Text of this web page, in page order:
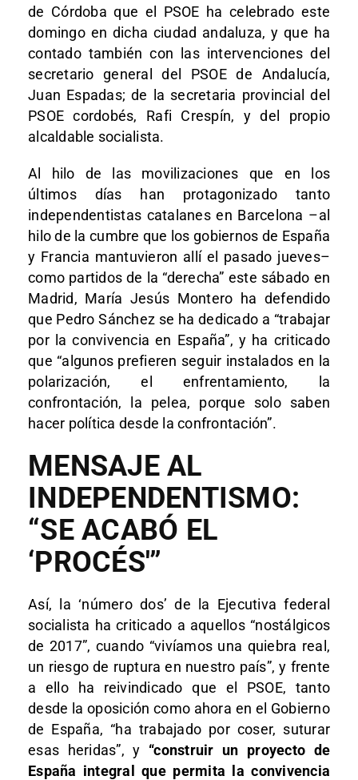
de Córdoba que el PSOE ha celebrado este
domingo en dicha ciudad andaluza, y que ha
contado también con las intervenciones del
secretario general del PSOE de Andalucía,
Juan Espadas; de la secretaria provincial del
PSOE cordobés, Rafi Crespín, y del propio
alcaldable socialista.
Al hilo de las movilizaciones que en los
últimos días han protagonizado tanto
independentistas catalanes en Barcelona –al
hilo de la cumbre que los gobiernos de España
y Francia mantuvieron allí el pasado jueves–
como partidos de la “derecha” este sábado en
Madrid, María Jesús Montero ha defendido
que Pedro Sánchez se ha dedicado a “trabajar
por la convivencia en España”, y ha criticado
que “algunos prefieren seguir instalados en la
polarización, el enfrentamiento, la
confrontación, la pelea, porque solo saben
hacer política desde la confrontación”.
MENSAJE AL
INDEPENDENTISMO:
“SE ACABÓ EL
‘PROCÉS'”
Así, la ‘número dos’ de la Ejecutiva federal
socialista ha criticado a aquellos “nostálgicos
de 2017”, cuando “vivíamos una quiebra real,
un riesgo de ruptura en nuestro país”, y frente
a ello ha reivindicado que el PSOE, tanto
desde la oposición como ahora en el Gobierno
de España, “ha trabajado por coser, suturar
esas heridas”, y “construir un proyecto de
España integral que permita la convivencia